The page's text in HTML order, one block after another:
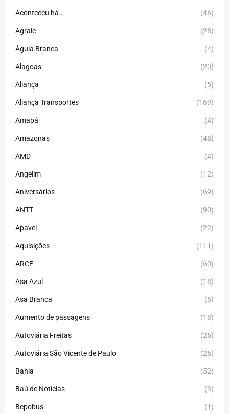
Aconteceu há.. (46)
Agrale (28)
Águia Branca (4)
Alagoas (20)
Aliança (5)
Aliança Transportes (169)
Amapá (4)
Amazonas (48)
AMD (4)
Angelim (12)
Aniversários (69)
ANTT (90)
Apavel (22)
Aquisições (111)
ARCE (60)
Asa Azul (18)
Asa Branca (6)
Aumento de passagens (18)
Autoviária Freitas (26)
Autoviária São Vicente de Paulo (26)
Bahia (52)
Baú de Notícias (3)
Bepobus (1)